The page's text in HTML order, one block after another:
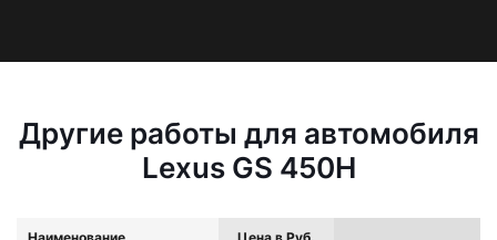
Другие работы для автомобиля
Lexus GS 450H